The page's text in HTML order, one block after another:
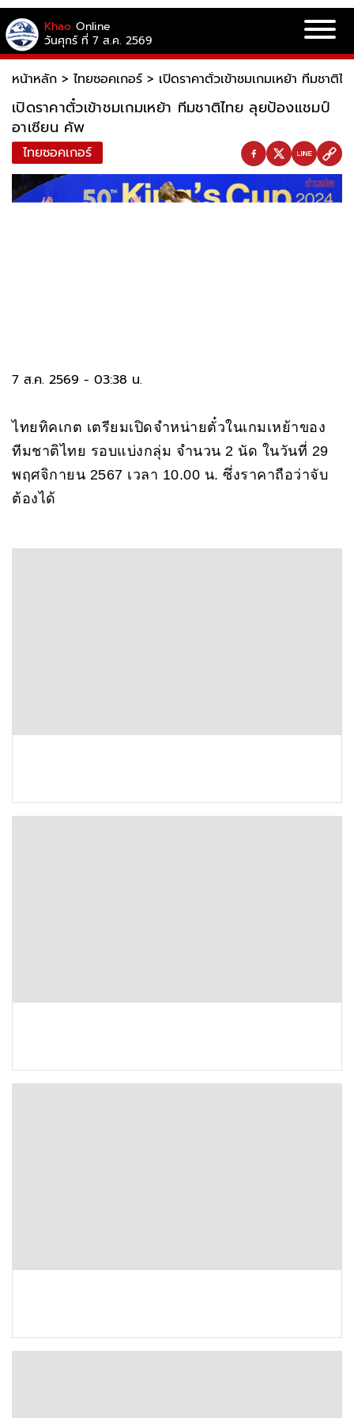
Khao Online
วันศุกร์ ที่ 7 ส.ค. 2569
หน้าหลัก > ไทยซอคเกอร์ > เปิดราคาตั๋วเข้าชมเกมเหย้า ทีมชาติ
เปิดราคาตั๋วเข้าชมเกมเหย้า ทีมชาติไทย ลุยป้องแชมป์
อาเซียน คัพ
ไทยซอคเกอร์
7 ส.ค. 2569 - 03:38 น.
ไทยทิคเกต เตรียมเปิดจำหน่ายตั๋วในเกมเหย้าของ
ทีมชาติไทย รอบแบ่งกลุ่ม จำนวน 2 นัด ในวันที่ 29
พฤศจิกายน 2567 เวลา 10.00 น. ซึ่งราคาถือว่าจับ
ต้องได้